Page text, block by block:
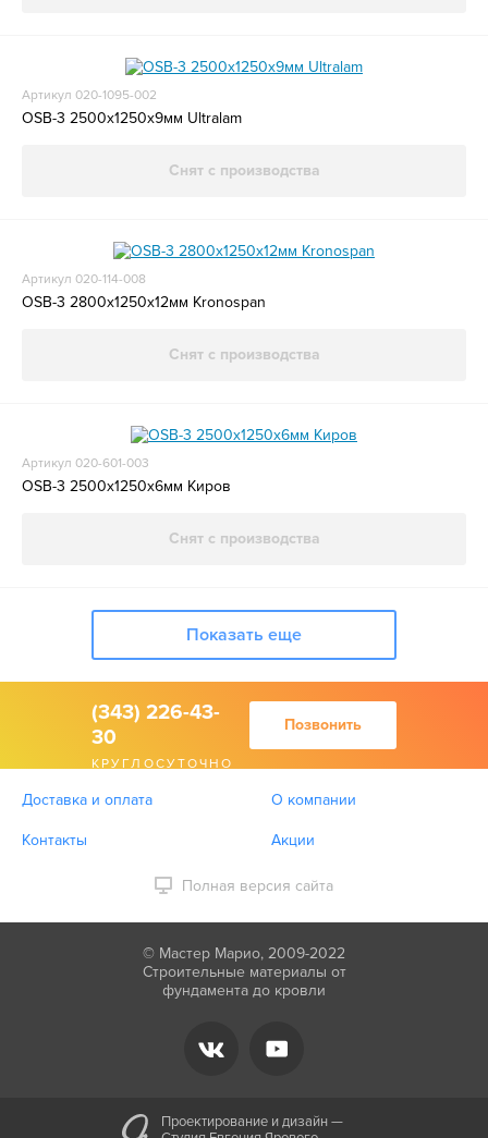
Артикул 020-1095-002
OSB-3 2500х1250х9мм Ultralam
Снят с производства
Артикул 020-114-008
OSB-3 2800х1250х12мм Kronospan
Снят с производства
Артикул 020-601-003
OSB-3 2500х1250х6мм Киров
Снят с производства
Показать еще
(343) 226-43-
30
КРУГЛОСУТОЧНО
Позвонить
Доставка и оплата О компании
Контакты Акции
Полная версия сайта
© Мастер Марио, 2009-2022
Строительные материалы от
фундамента до кровли
Проектирование и дизайн —